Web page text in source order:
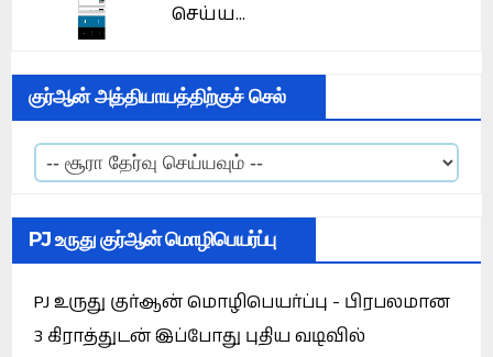
செய்ய...
குர்ஆன் அத்தியாயத்திற்குச் செல்
PJ உருது குர்ஆன் மொழிபெயர்ப்பு
PJ உருது குர்ஆன் மொழிபெயர்ப்பு - பிரபலமான
3 கிராத்துடன் இப்போது புதிய வடிவில்